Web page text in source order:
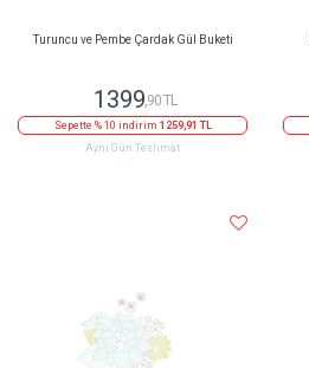
Turuncu ve Pembe Çardak Gül Buketi
1399,90 TL
Sepette % 10 indirim 1259,91 TL
Aynı Gün Teslimat